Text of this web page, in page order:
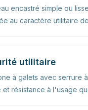
encastré simple ou
au caractère utilitaire
utilitaire
à galets avec serrure
et résistance à l'usage